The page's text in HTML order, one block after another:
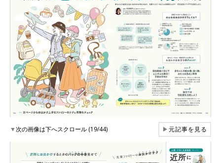
▼次の画像は下へスクロール (19/44) ▶元記事を見る